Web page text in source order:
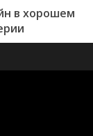
в хорошем